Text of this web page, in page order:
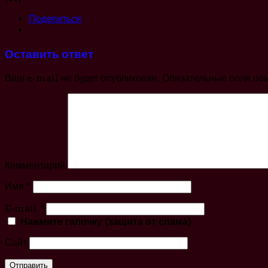
Поделиться
Оставить ответ
Ваш e-mail не будет опубликован. Обязательные поля
Комментарий
Имя *
E-mail *
Нажмите галочку (защита от спама)
Сайт